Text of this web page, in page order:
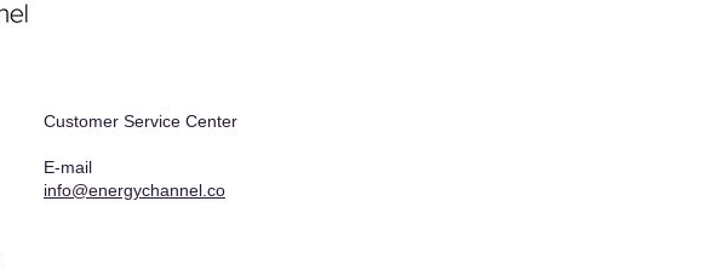
Customer Service Center
E-mail
info@energychannel.co